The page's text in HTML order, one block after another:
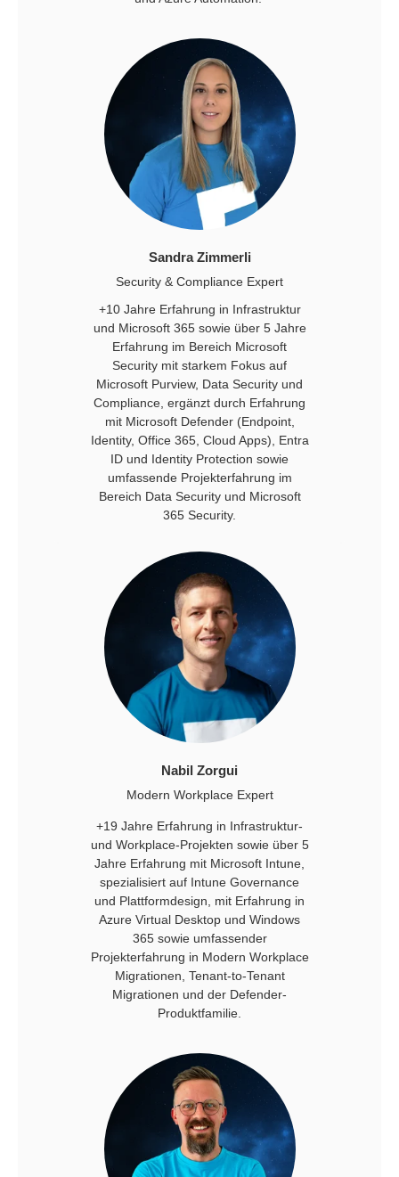
Sandra Zimmerli
Security & Compliance Expert
+10 Jahre Erfahrung in Infrastruktur
und Microsoft 365 sowie über 5 Jahre
Erfahrung im Bereich Microsoft
Security mit starkem Fokus auf
Microsoft Purview, Data Security und
Compliance, ergänzt durch Erfahrung
mit Microsoft Defender (Endpoint,
Identity, Office 365, Cloud Apps), Entra
ID und Identity Protection sowie
umfassende Projekterfahrung im
Bereich Data Security und Microsoft
365 Security.
Nabil Zorgui
Modern Workplace Expert
+19 Jahre Erfahrung in Infrastruktur-
und Workplace-Projekten sowie über 5
Jahre Erfahrung mit Microsoft Intune,
spezialisiert auf Intune Governance
und Plattformdesign, mit Erfahrung in
Azure Virtual Desktop und Windows
365 sowie umfassender
Projekterfahrung in Modern Workplace
Migrationen, Tenant-to-Tenant
Migrationen und der Defender-
Produktfamilie.